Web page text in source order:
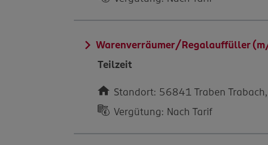
Warenverräumer/Regalauffüller
Teilzeit
Standort: 56841 Traben
Vergütung: Nach Tarif